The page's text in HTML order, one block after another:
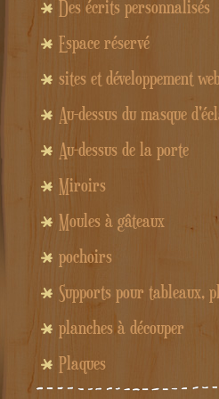
Des écrits personnalisés
Espace réservé
sites et développement
Au-dessus du masque
Au-dessus de la porte
Miroirs
Moules à gâteaux
pochoirs
Supports pour tableaux,
planches à découper
Plaques